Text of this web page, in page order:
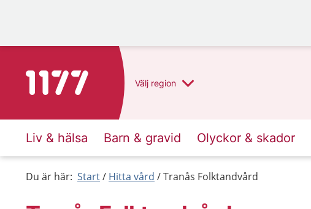
Till startsidan för 1177 Välj region
Liv & hälsa Barn & gravid Olyckor & skador
Du är här: Start Hitta vård Tranås Folktandvård